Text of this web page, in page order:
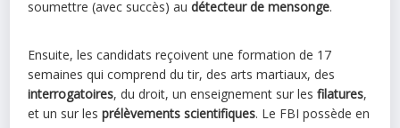
soumettre (avec succès) audétecteur de mensonge.
Ensuite, les candidats reçoivent une formation de 17
semaines qui comprend du tir, des arts martiaux, des
interrogatoires, du droit, un enseignement sur lesfilatures,
et un sur lesprélèvements scientifiques. Le FBI possède en